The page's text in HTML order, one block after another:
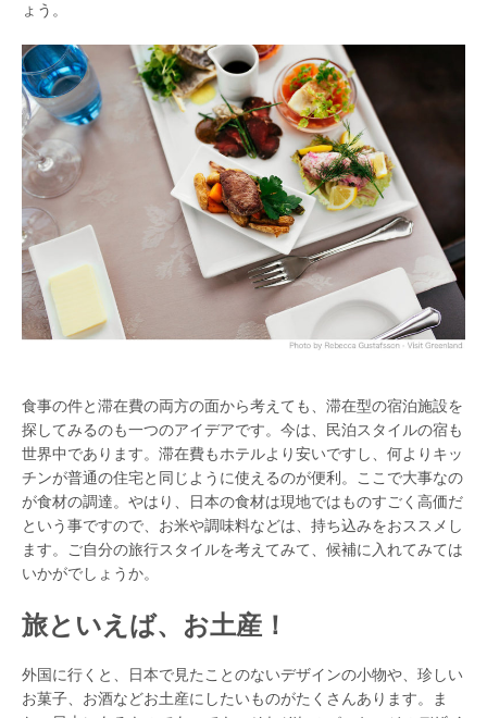
ょう。
食事の件と滞在費の両方の面から考えても、滞在型の宿泊施設を
探してみるのも一つのアイデアです。今は、民泊スタイルの宿も
世界中であります。滞在費もホテルより安いですし、何よりキッ
チンが普通の住宅と同じように使えるのが便利。ここで大事なの
が食材の調達。やはり、日本の食材は現地ではものすごく高価だ
という事ですので、お米や調味料などは、持ち込みをおススメし
ます。ご自分の旅行スタイルを考えてみて、候補に入れてみては
いかがでしょうか。
旅といえば、お土産！
外国に行くと、日本で見たことのないデザインの小物や、珍しい
お菓子、お酒などお土産にしたいものがたくさんあります。ま